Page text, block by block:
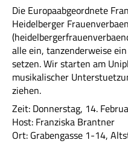
Die Europaabgeordnete
Heidelberger
alle ein, tanzenderweise
setzen. Wir starten am
musikalischer
ziehen.
Zeit: Donnerstag, 14.
Host: Franziska Brantner
Ort: Grabengasse 1-14,